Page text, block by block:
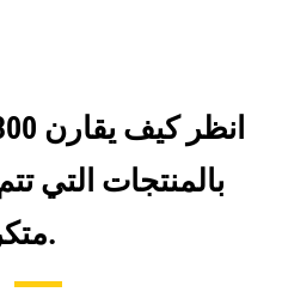
بالمنتجات التي
متكرر.